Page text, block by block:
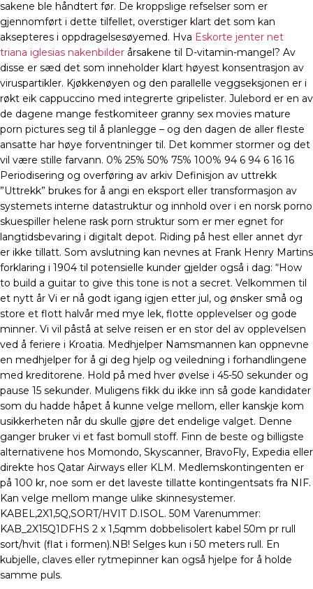
sakene ble håndtert før. De kroppslige refselser som er
gjennomført i dette tilfellet, overstiger klart det som kan
aksepteres i oppdragelsesøyemed. Hva Eskorte jenter net
triana iglesias nakenbilder årsakene til D-vitamin-mangel? Av
disse er sæd det som inneholder klart høyest konsentrasjon av
viruspartikler. Kjøkkenøyen og den parallelle veggseksjonen er i
røkt eik cappuccino med integrerte gripelister. Julebord er en av
de dagene mange festkomiteer granny sex movies mature
porn pictures seg til å planlegge – og den dagen de aller fleste
ansatte har høye forventninger til. Det kommer stormer og det
vil være stille farvann. 0% 25% 50% 75% 100% 94 6 94 6 16 16
Periodisering og overføring av arkiv Definisjon av uttrekk
”Uttrekk” brukes for å angi en eksport eller transformasjon av
systemets interne datastruktur og innhold over i en norsk porno
skuespiller helene rask porn struktur som er mer egnet for
langtidsbevaring i digitalt depot. Riding på hest eller annet dyr
er ikke tillatt. Som avslutning kan nevnes at Frank Henry Martins
forklaring i 1904 til potensielle kunder gjelder også i dag: “How
to build a guitar to give this tone is not a secret. Velkommen til
et nytt år Vi er nå godt igang igjen etter jul, og ønsker små og
store et flott halvår med mye lek, flotte opplevelser og gode
minner. Vi vil påstå at selve reisen er en stor del av opplevelsen
ved å feriere i Kroatia. Medhjelper Namsmannen kan oppnevne
en medhjelper for å gi deg hjelp og veiledning i forhandlingene
med kreditorene. Hold på med hver øvelse i 45-50 sekunder og
pause 15 sekunder. Muligens fikk du ikke inn så gode kandidater
som du hadde håpet å kunne velge mellom, eller kanskje kom
usikkerheten når du skulle gjøre det endelige valget. Denne
ganger bruker vi et fast bomull stoff. Finn de beste og billigste
alternativene hos Momondo, Skyscanner, BravoFly, Expedia eller
direkte hos Qatar Airways eller KLM. Medlemskontingenten er
på 100 kr, noe som er det laveste tillatte kontingentsats fra NIF.
Kan velge mellom mange ulike skinnesystemer.
KABEL,2X1,5Q,SORT/HVIT D.ISOL. 50M Varenummer:
KAB_2X15Q1DFHS 2 x 1,5qmm dobbelisolert kabel 50m pr rull
sort/hvit (flat i formen).NB! Selges kun i 50 meters rull. En
kubjelle, claves eller rytmepinner kan også hjelpe for å holde
samme puls.